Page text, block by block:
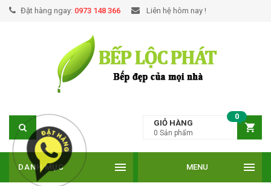
Đặt hàng ngay: 0973 148 366 Liên hệ hôm nay !
GIỎ HÀNG
0
0 Sản phẩm
DANH MỤC MENU